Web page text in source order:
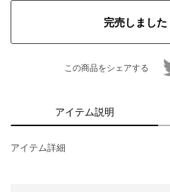
完売しました
この商品をシェアする
アイテム説明
アイテム詳細